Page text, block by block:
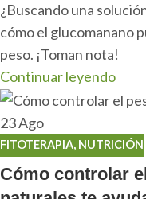
¿Buscando una
cómo el glucomanano
peso. ¡Toman nota!
Continuar leyendo
23Ago
FITOTERAPIA, NUTRICIÓN
Cómo controlar